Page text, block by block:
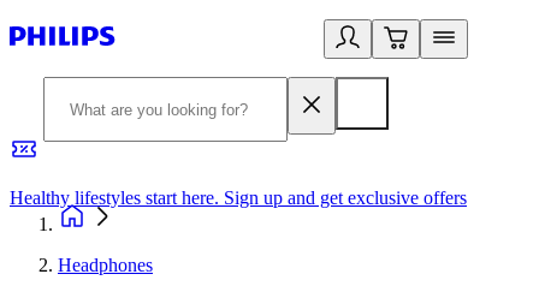
Healthy lifestyles start here. Sign up and get exclusive offers
Headphones